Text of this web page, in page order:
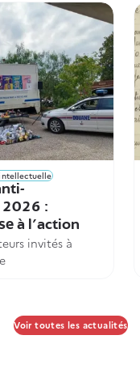
2026 :
à l’action
invités à
23
Voir toutes les actualités